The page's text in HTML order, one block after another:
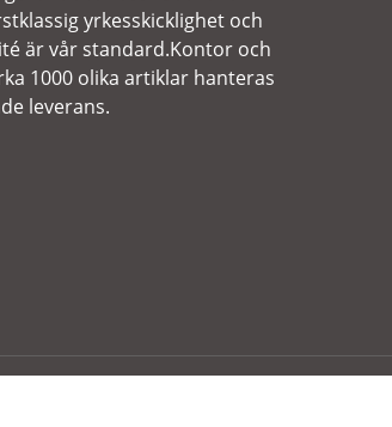
yrkesskicklighet och
är vår standard.Kontor och
1000 olika artiklar hanteras
leverans.